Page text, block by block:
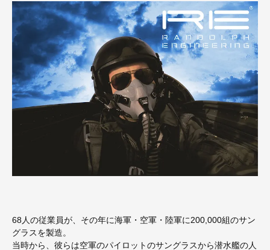
68人の従業員が、その年に海軍・空軍・陸軍に200,000組のサン
グラスを製造。
当時から、彼らは空軍のパイロットのサングラスから潜水艦の人